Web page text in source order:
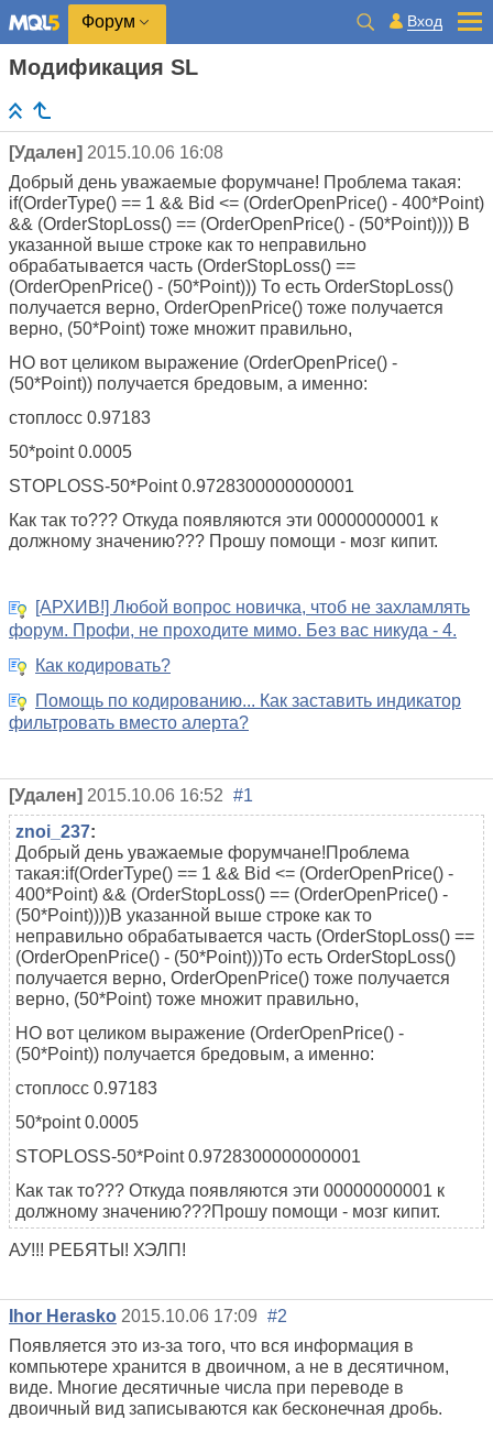
Форум Вход
Модификация SL
[Удален] 2015.10.06 16:08
Добрый день уважаемые форумчане! Проблема такая:
if(OrderType() == 1 && Bid <= (OrderOpenPrice() - 400*Point)
&& (OrderStopLoss() == (OrderOpenPrice() - (50*Point)))) В
указанной выше строке как то неправильно
обрабатывается часть (OrderStopLoss() ==
(OrderOpenPrice() - (50*Point))) То есть OrderStopLoss()
получается верно, OrderOpenPrice() тоже получается
верно, (50*Point) тоже множит правильно,
НО вот целиком выражение (OrderOpenPrice() -
(50*Point)) получается бредовым, а именно:
стоплосс 0.97183
50*point 0.0005
STOPLOSS-50*Point 0.9728300000000001
Как так то??? Откуда появляются эти 00000000001 к
должному значению??? Прошу помощи - мозг кипит.
[АРХИВ!] Любой вопрос новичка, чтоб не захламлять
форум. Профи, не проходите мимо. Без вас никуда - 4.
Как кодировать?
Помощь по кодированию... Как заставить индикатор
фильтровать вместо алерта?
[Удален] 2015.10.06 16:52 #1
znoi_237:
Добрый день уважаемые форумчане!Проблема
такая:if(OrderType() == 1 && Bid <= (OrderOpenPrice() -
400*Point) && (OrderStopLoss() == (OrderOpenPrice() -
(50*Point))))В указанной выше строке как то
неправильно обрабатывается часть (OrderStopLoss() ==
(OrderOpenPrice() - (50*Point)))То есть OrderStopLoss()
получается верно, OrderOpenPrice() тоже получается
верно, (50*Point) тоже множит правильно,
НО вот целиком выражение (OrderOpenPrice() -
(50*Point)) получается бредовым, а именно:
стоплосс 0.97183
50*point 0.0005
STOPLOSS-50*Point 0.9728300000000001
Как так то??? Откуда появляются эти 00000000001 к
должному значению???Прошу помощи - мозг кипит.
АУ!!! РЕБЯТЫ! ХЭЛП!
Ihor Herasko 2015.10.06 17:09 #2
Появляется это из-за того, что вся информация в
компьютере хранится в двоичном, а не в десятичном,
виде. Многие десятичные числа при переводе в
двоичный вид записываются как бесконечная дробь.